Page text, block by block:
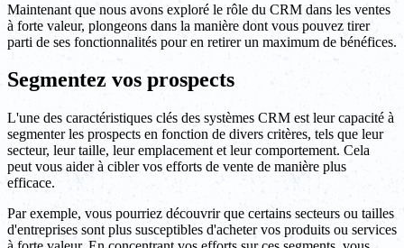
Maintenant que nous avons exploré le rôle du CRM dans les ventes
à forte valeur, plongeons dans la manière dont vous pouvez tirer
parti de ses fonctionnalités pour en retirer un maximum de bénéfices.
Segmentez vos prospects
L'une des caractéristiques clés des systèmes CRM est leur capacité à
segmenter les prospects en fonction de divers critères, tels que leur
secteur, leur taille, leur emplacement et leur comportement. Cela
peut vous aider à cibler vos efforts de vente de manière plus
efficace.
Par exemple, vous pourriez découvrir que certains secteurs ou tailles
d'entreprises sont plus susceptibles d'acheter vos produits ou services